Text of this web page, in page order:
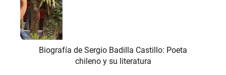
Biografía de Sergio Badilla Castillo: Poeta
chileno y su literatura